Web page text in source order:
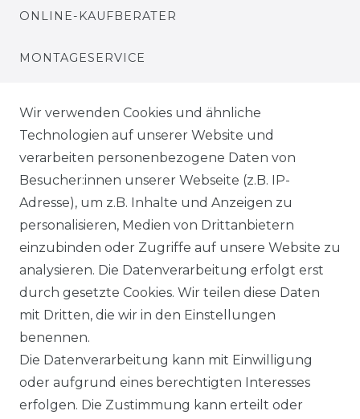
ONLINE-KAUFBERATER
MONTAGESERVICE
BEZAHLUNG
KLIMA- UND UMWELTSCHUTZ
LEXIKON
UNTERNEHMEN
ÜBER UNS
HERSTELLER
Wir verwenden Cookies und ähnliche
Technologien auf unserer Website und
verarbeiten personenbezogene Daten von
Besucher:innen unserer Webseite (z.B. IP-
Adresse), um z.B. Inhalte und Anzeigen zu
personalisieren, Medien von Drittanbietern
einzubinden oder Zugriffe auf unsere Website zu
analysieren. Die Datenverarbeitung erfolgt erst
durch gesetzte Cookies. Wir teilen diese Daten
mit Dritten, die wir in den Einstellungen
benennen.
Die Datenverarbeitung kann mit Einwilligung
oder aufgrund eines berechtigten Interesses
erfolgen. Die Zustimmung kann erteilt oder